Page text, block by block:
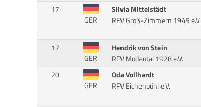
17
GER
Silvia Mittelstädt
RFV Groß-Zimmern 1949 e.V.
17
GER
Hendrik von Stein
RFV Modautal 1928 e.V.
20
GER
Oda Vollhardt
RFV Eichenbühl e.V.